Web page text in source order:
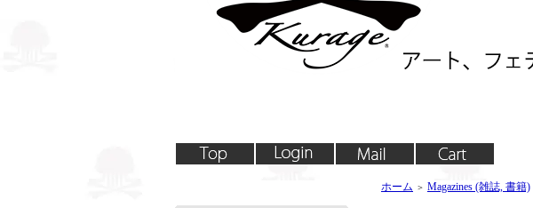
ホーム ＞ Magazines (雑誌, 書籍)